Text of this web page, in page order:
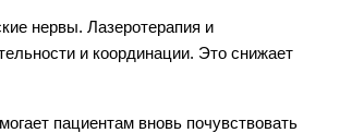
нервы. Лазеротерапия и
и координации. Это снижает
пациентам вновь почувствовать